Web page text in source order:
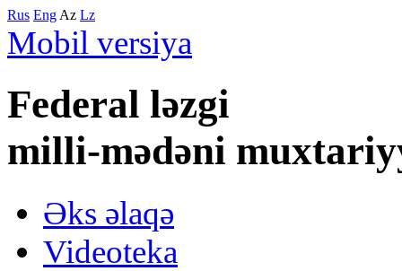
Rus Eng Az Lz
Mobil versiya
Federal lәzgi
milli-mәdәni
Əks əlaqə
Videoteka